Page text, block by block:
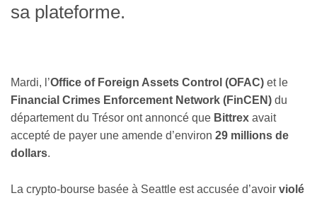
sa plateforme.
Mardi, l’Office of Foreign Assets Control (OFAC) et le
Financial Crimes Enforcement Network (FinCEN) du
département du Trésor ont annoncé que Bittrex avait
accepté de payer une amende d’environ 29 millions de
dollars.
La crypto-bourse basée à Seattle est accusée d’avoir violé